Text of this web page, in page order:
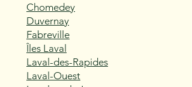
Chomedey
Duvernay
Fabreville
Îles Laval
Laval-des-Rapides
Laval-Ouest